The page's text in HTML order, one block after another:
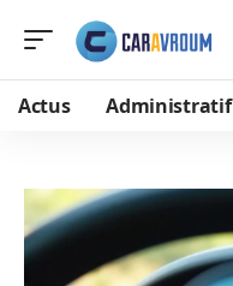
Actus Administratif